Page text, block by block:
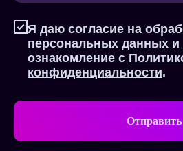
Я даю согласие на
персональных данных
ознакомление с
конфиденциальности.
Отправить